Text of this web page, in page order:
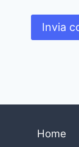
Home